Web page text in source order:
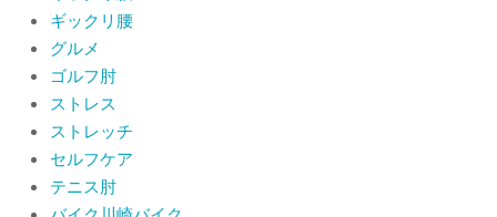
ギックリ腰
グルメ
ゴルフ肘
ストレス
ストレッチ
セルフケア
テニス肘